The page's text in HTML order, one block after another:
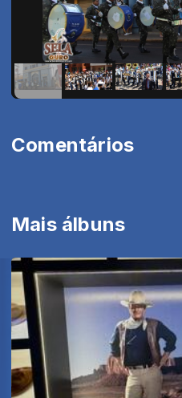
Mais álbuns
Comentários